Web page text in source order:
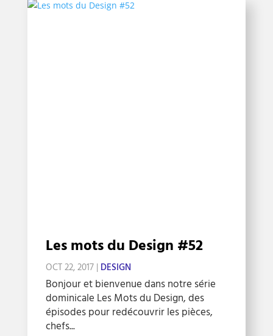
Les mots du Design #52
OCT 22, 2017| DESIGN
Bonjour et bienvenue dans notre série
dominicale Les Mots du Design, des
épisodes pour redécouvrir les pièces,
chefs...